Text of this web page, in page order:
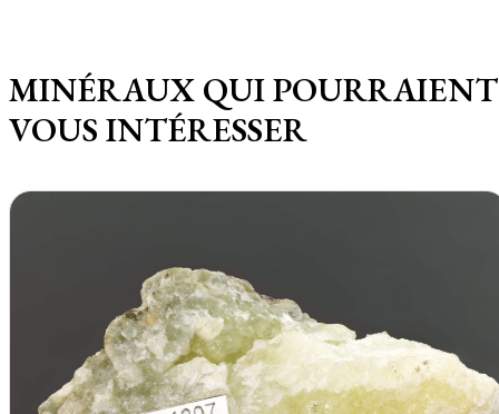
MINÉRAUX QUI POURRAIENT
VOUS INTÉRESSER